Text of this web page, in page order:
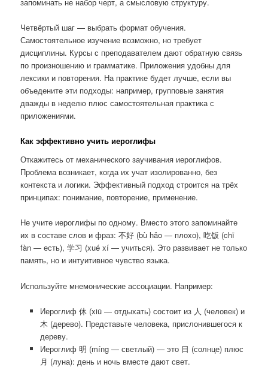
Четвёртый шаг — выбрать формат обучения.
Самостоятельное изучение возможно, но требует
дисциплины. Курсы с преподавателем дают обратную связь
по произношению и грамматике. Приложения удобны для
лексики и повторения. На практике будет лучше, если вы
объедените эти подходы: например, групповые занятия
дважды в неделю плюс самостоятельная практика с
приложениями.
Как эффективно учить иероглифы
Откажитесь от механического заучивания иероглифов.
Проблема возникает, когда их учат изолированно, без
контекста и логики. Эффективный подход строится на трёх
принципах: понимание, повторение, применение.
Не учите иероглифы по одному. Вместо этого запоминайте
их в составе слов и фраз: 不好 (bù hǎo — плохо), 吃饭 (chī
fàn — есть), 学习 (xué xí — учиться). Это развивает не только
память, но и интуитивное чувство языка.
Используйте мнемонические ассоциации. Например:
Иероглиф 休 (xiū — отдыхать) состоит из 人 (человек) и
木 (дерево). Представьте человека, прислонившегося к
дереву.
Иероглиф 明 (míng — светлый) — это 日 (солнце) плюс
月 (луна): день и ночь вместе дают свет.